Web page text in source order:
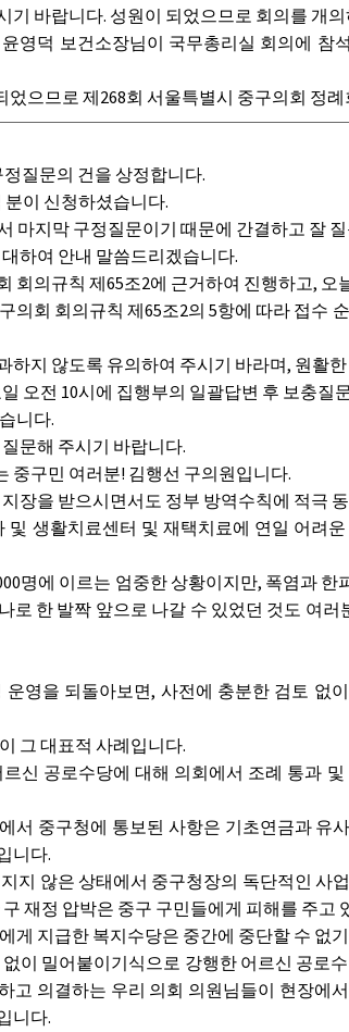
기 바랍니다. 성원이 되었으므로 회의를 개
영덕 보건소장님이 국무총리실 회의에
었으므로 제268회 서울특별시 중구의회 정
질문의 건을 상정합니다.
이 신청하셨습니다.
마지막 구정질문이기 때문에 간결하고 잘
하여 안내 말씀드리겠습니다.
회의규칙 제65조2에 근거하여 진행하고,
의회 회의규칙 제65조2의 5항에 따라 접수
하지 않도록 유의하여 주시기 바라며, 원활
오전 10시에 집행부의 일괄답변 후 보충질
니다.
문해 주시기 바랍니다.
중구민 여러분! 김행선 구의원입니다.
장을 받으시면서도 정부 방역수칙에 적극
및 생활치료센터 및 재택치료에 연일 어려
명에 이르는 엄중한 상황이지만, 폭염과
로 한 발짝 앞으로 나갈 수 있었던 것도 여
영을 되돌아보면, 사전에 충분한 검토
그 대표적 사례입니다.
신 공로수당에 대해 의회에서 조례 통과
서 중구청에 통보된 사항은 기초연금과
니다.
지 않은 상태에서 중구청장의 독단적인
재정 압박은 중구 구민들에게 피해를 주고
게 지급한 복지수당은 중간에 중단할 수 없
이 밀어붙이기식으로 강행한 어르신 공로
고 의결하는 우리 의회 의원님들이 현장에
니다.